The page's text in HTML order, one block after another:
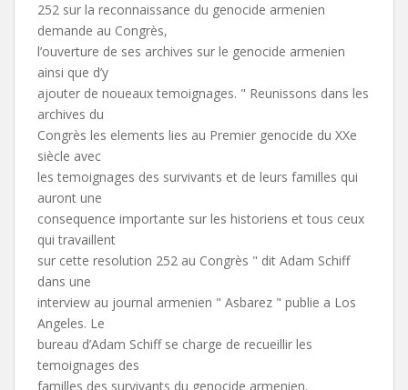
252 sur la reconnaissance du genocide armenien
demande au Congrès,
l’ouverture de ses archives sur le genocide armenien
ainsi que d’y
ajouter de noueaux temoignages. " Reunissons dans les
archives du
Congrès les elements lies au Premier genocide du XXe
siècle avec
les temoignages des survivants et de leurs familles qui
auront une
consequence importante sur les historiens et tous ceux
qui travaillent
sur cette resolution 252 au Congrès " dit Adam Schiff
dans une
interview au journal armenien " Asbarez " publie a Los
Angeles. Le
bureau d’Adam Schiff se charge de recueillir les
temoignages des
familles des survivants du genocide armenien.